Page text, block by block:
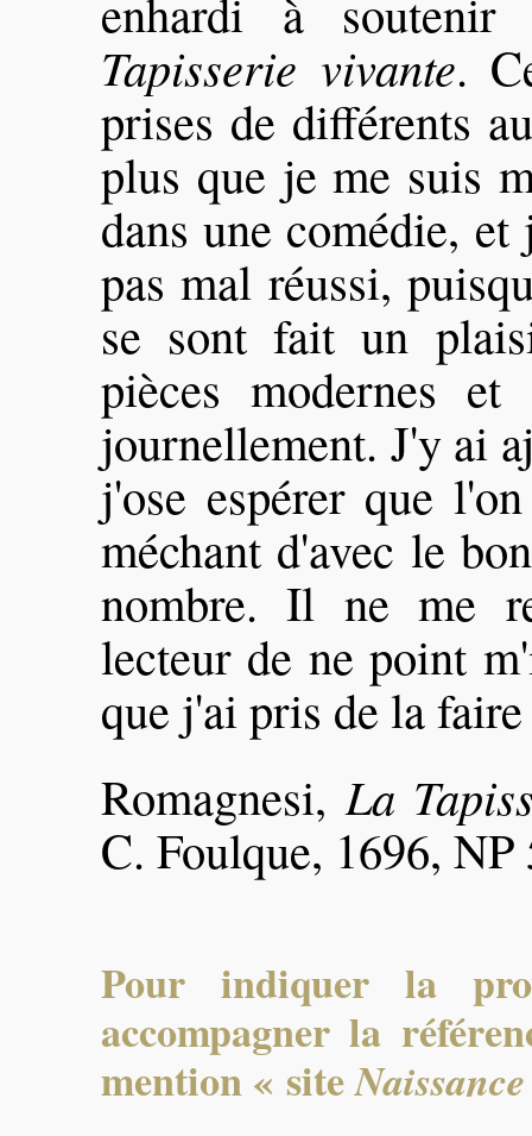
enhardi à
Tapisserie vivante.
prises de différents
plus que je me suis
dans une comédie,
pas mal réussi,
se sont fait un
pièces modernes et
journellement. J'y ai
j'ose espérer que
méchant d'avec le
nombre. Il ne me
lecteur de ne point
que j'ai pris de la
Romagnesi,La
C. Foulque, 1696, NP
Pour indiquer la
accompagner la
mention « site